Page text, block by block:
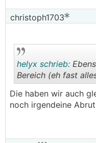
christoph1703
helyx schrieb:
Bereich (eh fast
Die haben wir auch
noch irgendeine